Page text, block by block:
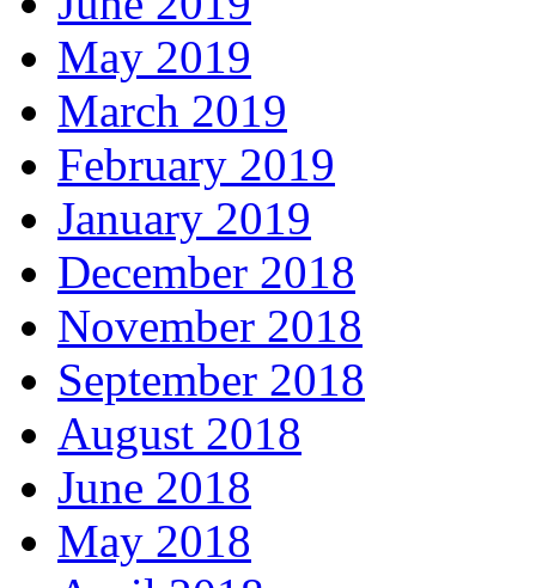
May 2019
March 2019
February 2019
January 2019
December 2018
November 2018
September 2018
August 2018
June 2018
May 2018